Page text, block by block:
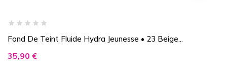
Fond De Teint Fluide Hydra Jeunesse • 23 Beige...
Prix
35,90 €